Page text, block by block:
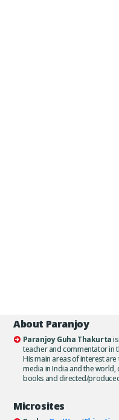
About Paranjoy
Paranjoy Guha Thakurta
teacher and commentator in
His main areas of interest
media in India and the
books and directed/
Microsites